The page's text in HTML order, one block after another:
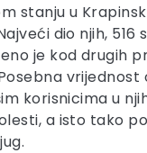
stanju u
dio njih,
je kod drugih
korisnicima u
a isto tako